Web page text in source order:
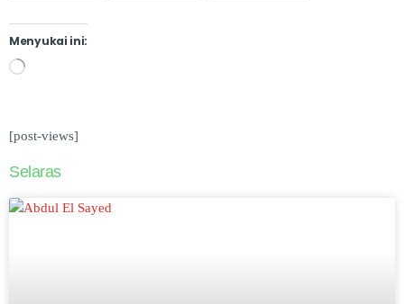
Menyukai ini:
[post-views]
Selaras